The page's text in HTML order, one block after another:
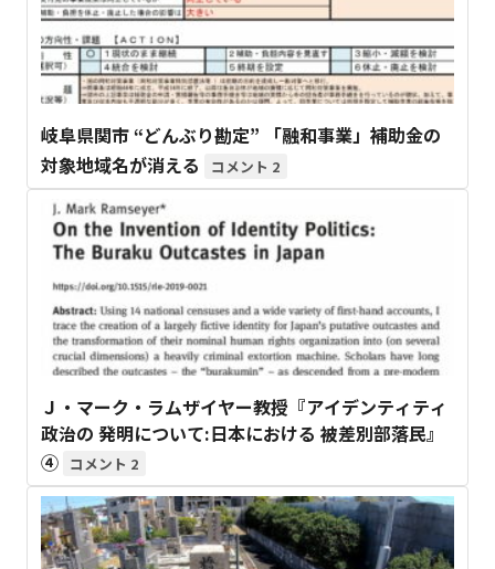
岐阜県関市 “どんぶり勘定” 「融和事業」補助金の
対象地域名が消える
2
Ｊ・マーク・ラムザイヤー教授『アイデンティティ
政治の 発明について:日本における 被差別部落民』
④
2